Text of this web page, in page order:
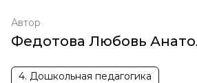
Автор
Федотова Любовь
4. Дошкольная педагогика